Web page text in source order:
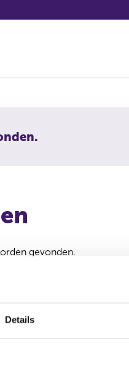
Details
gevonden.